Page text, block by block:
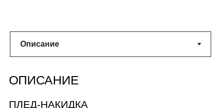
ХАРАКТЕРИСТИКИ